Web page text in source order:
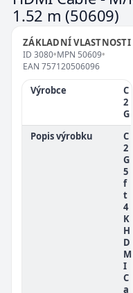
1.52 m(50609)
ZÁKLADNÍ VLASTNOSTI
ID 3080•MPN 50609•
EAN 757120506096
Výrobce
C
2
G
Popis výrobku
C
2
G
5
f
t
4
K
H
D
M
I
C
a